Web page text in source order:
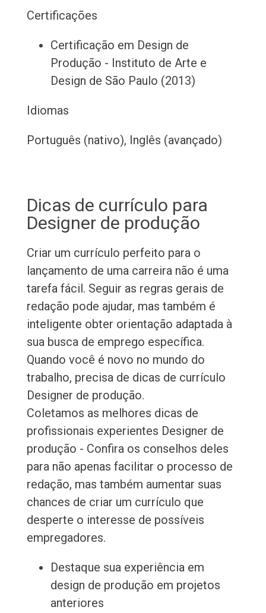
Certificações
Certificação em Design de
Produção - Instituto de Arte e
Design de São Paulo (2013)
Idiomas
Português (nativo), Inglês (avançado)
Dicas de currículo para
Designer de produção
Criar um currículo perfeito para o
lançamento de uma carreira não é uma
tarefa fácil. Seguir as regras gerais de
redação pode ajudar, mas também é
inteligente obter orientação adaptada à
sua busca de emprego específica.
Quando você é novo no mundo do
trabalho, precisa de dicas de currículo
Designer de produção.
Coletamos as melhores dicas de
profissionais experientes Designer de
produção - Confira os conselhos deles
para não apenas facilitar o processo de
redação, mas também aumentar suas
chances de criar um currículo que
desperte o interesse de possíveis
empregadores.
Destaque sua experiência em
design de produção em projetos
anteriores